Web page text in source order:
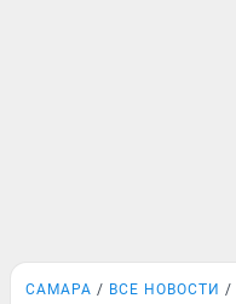
САМАРА ВСЕ НОВОСТИ